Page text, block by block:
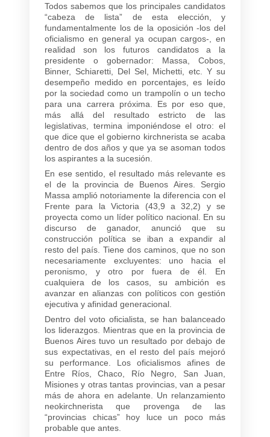
Todos sabemos que los principales candidatos
“cabeza de lista” de esta elección, y
fundamentalmente los de la oposición -los del
oficialismo en general ya ocupan cargos-, en
realidad son los futuros candidatos a la
presidente o gobernador: Massa, Cobos,
Binner, Schiaretti, Del Sel, Michetti, etc. Y su
desempeño medido en porcentajes, es leído
por la sociedad como un trampolín o un techo
para una carrera próxima. Es por eso que,
más allá del resultado estricto de las
legislativas, termina imponiéndose el otro: el
que dice que el gobierno kirchnerista se acaba
dentro de dos años y que ya se asoman todos
los aspirantes a la sucesión.
En ese sentido, el resultado más relevante es
el de la provincia de Buenos Aires. Sergio
Massa amplió notoriamente la diferencia con el
Frente para la Victoria (43,9 a 32,2) y se
proyecta como un líder político nacional. En su
discurso de ganador, anunció que su
construcción política se iban a expandir al
resto del país. Tiene dos caminos, que no son
necesariamente excluyentes: uno hacia el
peronismo, y otro por fuera de él. En
cualquiera de los casos, su ambición es
avanzar en alianzas con políticos con gestión
ejecutiva y afinidad generacional.
Dentro del voto oficialista, se han balanceado
los liderazgos. Mientras que en la provincia de
Buenos Aires tuvo un resultado por debajo de
sus expectativas, en el resto del país mejoró
su performance. Los oficialismos afines de
Entre Ríos, Chaco, Río Negro, San Juan,
Misiones y otras tantas provincias, van a pesar
más de ahora en adelante. Un relanzamiento
neokirchnerista que provenga de las
“provincias chicas” hoy luce un poco más
probable que antes.